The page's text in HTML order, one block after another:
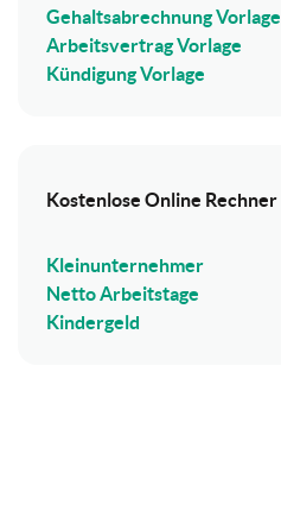
Gehaltsabrechnung Vorlage
Arbeitsvertrag Vorlage
Kündigung Vorlage
Kostenlose Online Rechner
Kleinunternehmer
Netto Arbeitstage
Kindergeld